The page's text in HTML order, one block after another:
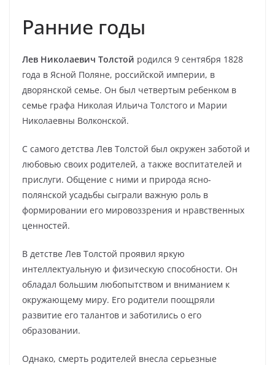
Ранние годы
Лев Николаевич Толстой родился 9 сентября 1828
года в Ясной Поляне, российской империи, в
дворянской семье. Он был четвертым ребенком в
семье графа Николая Ильича Толстого и Марии
Николаевны Волконской.
С самого детства Лев Толстой был окружен заботой и
любовью своих родителей, а также воспитателей и
прислуги. Общение с ними и природа ясно-
полянской усадьбы сыграли важную роль в
формировании его мировоззрения и нравственных
ценностей.
В детстве Лев Толстой проявил яркую
интеллектуальную и физическую способности. Он
обладал большим любопытством и вниманием к
окружающему миру. Его родители поощряли
развитие его талантов и заботились о его
образовании.
Однако, смерть родителей внесла серьезные